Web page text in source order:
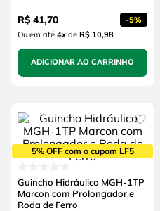
R$ 41,70 -5%
Ou em até 4xde R$ 10,98
ADICIONAR AO CARRINHO
5% OFF com o cupom LF5
Guincho Hidráulico MGH-1TP
Marcon com Prolongador e
Roda de Ferro